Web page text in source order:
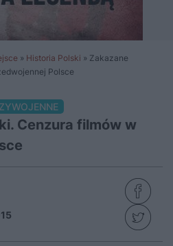
» Historia Polski » Zakazane
Polsce
Cenzura filmów w